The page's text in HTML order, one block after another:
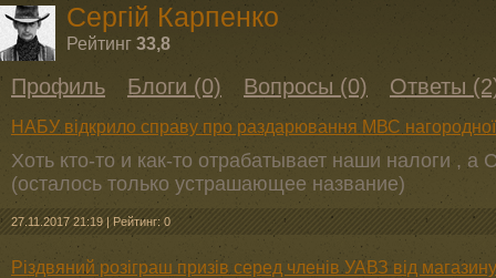
Сергій Карпенко
Рейтинг 33,8
Профиль Блоги (0) Вопросы (0) Ответы
НАБУ відкрило справу про раздарювання МВС нагородної
Хоть кто-то и как-то отрабатывает наши налоги , а
(осталось только устрашающее название)
27.11.2017 21:19 | Рейтинг: 0
Різдвяний розіграш призів серед членів УАВЗ від